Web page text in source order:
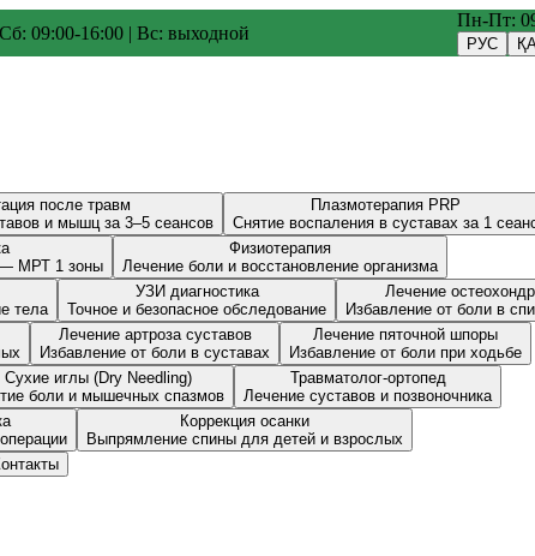
09:00-16:00 | Вс: выходной
Пн-Пт:
РУС
после травм
и мышц за 3–5 сеансов
Плазмотерапия PRP
Снятие воспаления в суставах за 1
— МРТ 1 зоны
Физиотерапия
Лечение боли и восстановление организма
тела
УЗИ диагностика
Точное и безопасное обследование
Лечение
Избавление от боли в
Лечение артроза суставов
Избавление от боли в суставах
Лечение пяточной шпоры
Избавление от боли при ходьбе
Сухие иглы (Dry Needling)
боли и мышечных спазмов
Травматолог-ортопед
Лечение суставов и позвоночника
Коррекция осанки
Выпрямление спины для детей и взрослых